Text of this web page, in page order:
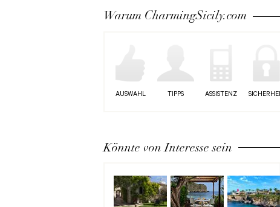
Warum CharmingSicily.com
AUSWAHL TIPPS ASSISTENZ
Könnte von Interesse sein